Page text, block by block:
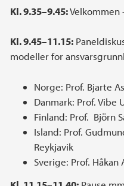
Kl. 9.35–9.45:Velkommen
Kl. 9.45–11.15:
modeller for
Norge: Prof. Bjarte
Danmark: Prof. Vibe
Finland: Prof. Björn
Island: Prof.
Reykjavik
Sverige: Prof.